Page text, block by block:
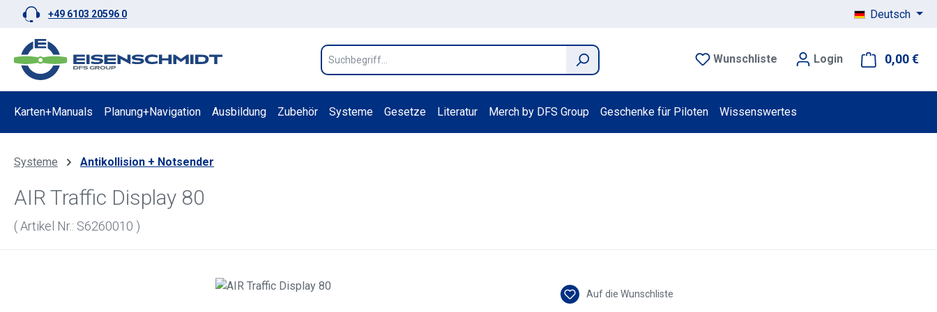
Hauptinhalt springen
Zur Suche springen
Zur Hauptnavigation springen
+49 6103 20596 0 Deutsch
Wunschliste Login 0,00 €
Karten+Manuals Planung+Navigation Ausbildung Zubehör Systeme Gesetze Literatur Merch by DFS Group Geschenke für Piloten Wissenswertes
Systeme Antikollision + Notsender
AIR Traffic Display 80
( Artikel Nr.: S6260010 )
Auf die Wunschliste